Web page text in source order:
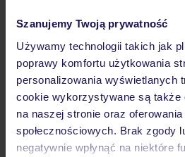
Szanujemy Twoją prywatność
Używamy technologii takich jak
poprawy komfortu użytkowania
personalizowania wyświetlanych
cookie wykorzystywane są także
na naszej stronie oraz
społecznościowych. Brak zgody
negatywnie wpłynąć na niektóre
Hotel
Opinie